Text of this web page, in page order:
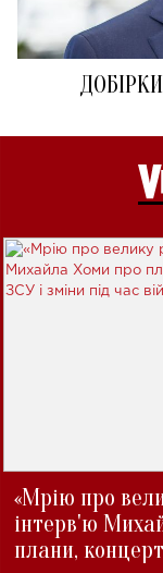
«Мрію про
інтерв'ю
плани,